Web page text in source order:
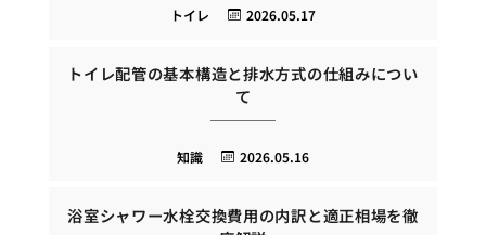
2026.05.17
トイレ
トイレ配管の基本構造と排水方式の仕組みについ
て
2026.05.16
知識
浴室シャワー水栓交換費用の内訳と適正相場を徹